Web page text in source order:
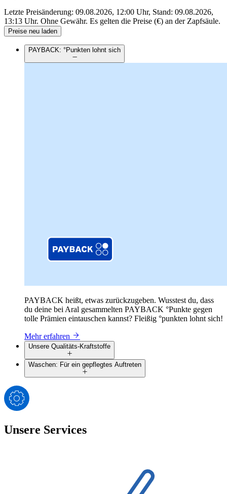
Letzte Preisänderung: 09.08.2026, 12:00 Uhr, Stand: 09.08.2026,
13:13 Uhr. Ohne Gewähr. Es gelten die Preise (€) an der Zapfsäule.
Preise neu laden
PAYBACK: °Punkten lohnt sich
PAYBACK heißt, etwas zurückzugeben. Wusstest du, dass
du deine bei Aral gesammelten PAYBACK °Punkte gegen
tolle Prämien eintauschen kannst? Fleißig °punkten lohnt sich!
Mehr erfahren
Unsere Qualitäts-Kraftstoffe
Waschen: Für ein gepflegtes Auftreten
Unsere Services